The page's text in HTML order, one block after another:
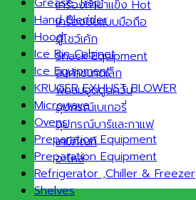
เครื่องทำน้ำแข็ง
เครื่องปั่นแบบมือถือ
ตู้โชว์เค้ก
Snack Equipment
สินค้าขนาดเล็ก
พัดลมฮูดดูดควัน
อุปกรณ์เบเกอรี่
อุปกรณ์บาร์และกาแฟ
เคมีภัณฑ์
อะไหล่
Hand Blender
Hood
Ice Bin Cabinet
Ice Equipment
KRUGER EXHUST BLOWER
Microwave
Ovens
Preparation Equipment
Preparation Equipment
Refrigerator ,Chiller & Freezer
Shelves